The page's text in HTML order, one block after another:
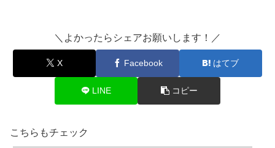
＼よかったらシェアお願いします！／
X Facebook はてブ
LINE コピー
こちらもチェック